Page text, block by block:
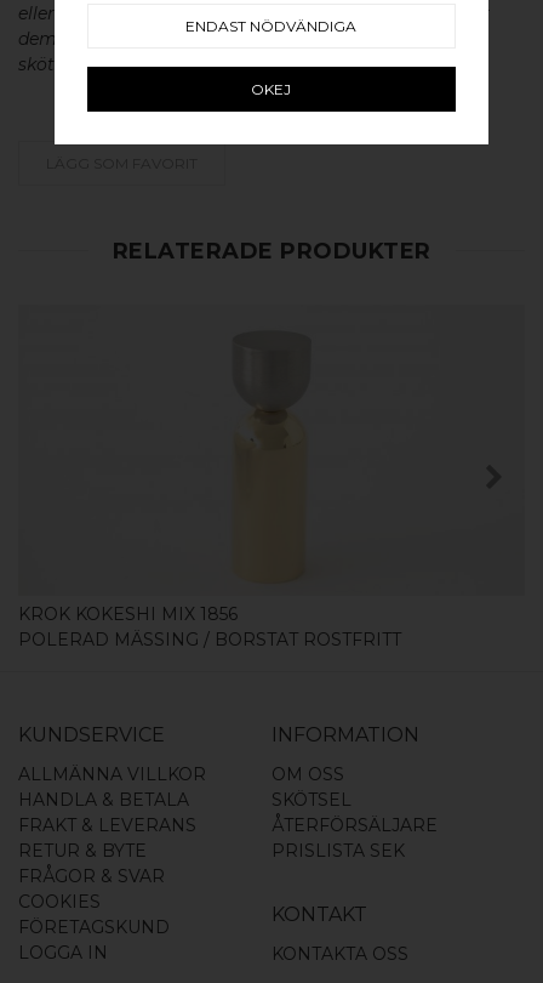
eller aluminium utan metallisk ytbehandling, vilket ger
dem en väldigt lång livslängd och vacker patina. För
skötsel av våra produkter läs merhär.
RELATERADE PRODUKTER
KROK KOKESHI MIX 1856
POLERAD MÄSSING / BORSTAT ROSTFRITT
KUNDSERVICE
ALLMÄNNA VILLKOR
HANDLA & BETALA
FRAKT & LEVERANS
RETUR & BYTE
FRÅGOR & SVAR
COOKIES
FÖRETAGSKUND
LOGGA IN
INFORMATION
OM OSS
SKÖTSEL
ÅTERFÖRSÄLJARE
PRISLISTA SEK
KONTAKT
KONTAKTA OSS
ENDAST NÖDVÄNDIGA
OKEJ